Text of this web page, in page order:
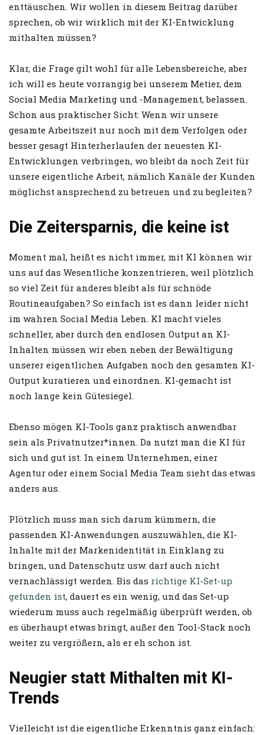
enttäuschen. Wir wollen in diesem Beitrag darüber
sprechen, ob wir wirklich mit der KI-Entwicklung
mithalten müssen?
Klar, die Frage gilt wohl für alle Lebensbereiche, aber
ich will es heute vorrangig bei unserem Metier, dem
Social Media Marketing und -Management, belassen.
Schon aus praktischer Sicht: Wenn wir unsere
gesamte Arbeitszeit nur noch mit dem Verfolgen oder
besser gesagt Hinterherlaufen der neuesten KI-
Entwicklungen verbringen, wo bleibt da noch Zeit für
unsere eigentliche Arbeit, nämlich Kanäle der Kunden
möglichst ansprechend zu betreuen und zu begleiten?
Die Zeitersparnis, die keine ist
Moment mal, heißt es nicht immer, mit KI können wir
uns auf das Wesentliche konzentrieren, weil plötzlich
so viel Zeit für anderes bleibt als für schnöde
Routineaufgaben? So einfach ist es dann leider nicht
im wahren Social Media Leben. KI macht vieles
schneller, aber durch den endlosen Output an KI-
Inhalten müssen wir eben neben der Bewältigung
unserer eigentlichen Aufgaben noch den gesamten KI-
Output kuratieren und einordnen. KI-gemacht ist
noch lange kein Gütesiegel.
Ebenso mögen KI-Tools ganz praktisch anwendbar
sein als Privatnutzer*innen. Da nutzt man die KI für
sich und gut ist. In einem Unternehmen, einer
Agentur oder einem Social Media Team sieht das etwas
anders aus.
Plötzlich muss man sich darum kümmern, die
passenden KI-Anwendungen auszuwählen, die KI-
Inhalte mit der Markenidentität in Einklang zu
bringen, und Datenschutz usw. darf auch nicht
vernachlässigt werden. Bis das richtige KI-Set-up
gefunden ist, dauert es ein wenig, und das Set-up
wiederum muss auch regelmäßig überprüft werden, ob
es überhaupt etwas bringt, außer den Tool-Stack noch
weiter zu vergrößern, als er eh schon ist.
Neugier statt Mithalten mit KI-
Trends
Vielleicht ist die eigentliche Erkenntnis ganz einfach: